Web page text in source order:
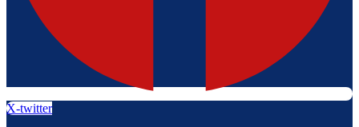
X-twitter